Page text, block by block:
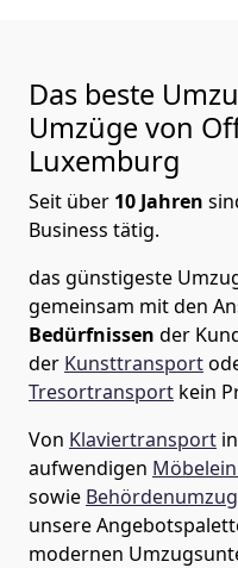
Das beste
Umzüge von
Luxemburg
Seit über 10 Jahren
Business tätig.
das günstigeste
gemeinsam mit den
Bedürfnissen der
der Kunsttransport
Tresortransport kein
Von Klaviertransport
aufwendigen
sowie Behördenumzug
unsere
modernen